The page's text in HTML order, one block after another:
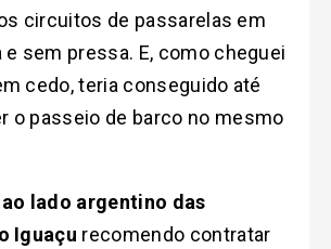
circuitos de passarelas em
e sem pressa. E, como cheguei
cedo, teria conseguido até
o passeio de barco no mesmo
lado argentino das
Iguaçu recomendo contratar